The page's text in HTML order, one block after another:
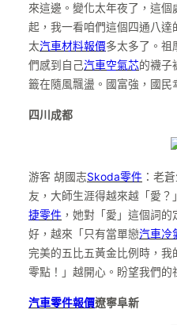
來這邊。變化太年夜了，這個
起，我一看咱們這個四通八
太汽車材料報價多太多了。祖
們感到自己汽車空氣芯的襪子
籤在隨風飄盪。國富強，國民
四川成都
游客 胡國志Skoda零件 ：老
友，大師生涯得越來越「愛？
捷零件 ，她對「愛」這個詞
好，越來「只有當單戀汽車冷
完美的五比五黃金比例時，我
零點！」越開心。盼望我們的
汽車零件報價遼寧阜新